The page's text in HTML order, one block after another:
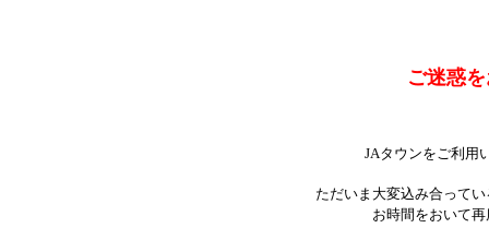
ご迷惑
JAタウンをご利用
ただいま大変込み合って
お時間をおいて